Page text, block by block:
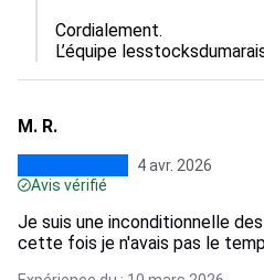
Cordialement.
L’équipe
M. R.
4 avr. 2026
Avis vérifié
Je suis une inconditionnelle
cette fois je n'avais pas le